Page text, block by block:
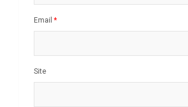
Email *
Site